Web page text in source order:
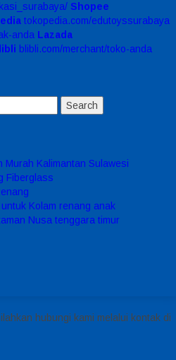
Shopee
tokopedia.com/edutoyssurabaya
anda Lazada
blibli.com/merchant/toko-anda
Murah Kalimantan Sulawesi
Fiberglass
Kolam renang anak
Nusa tenggara timur
hubungi kami melalui kontak di